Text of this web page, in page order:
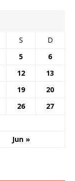
S D
Jun »
5
6
12
13
19
20
26
27